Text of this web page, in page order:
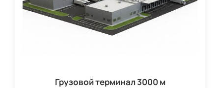
Грузовой терминал 3000 м